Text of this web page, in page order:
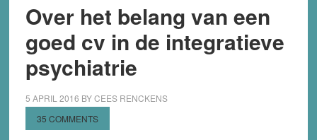
Over het belang van een
goed cv in de integratieve
psychiatrie
5 APRIL 2016 BYCEES RENCKENS
35 COMMENTS